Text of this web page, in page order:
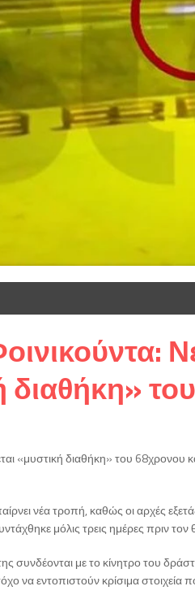
διαθήκη»
«μυστική διαθήκη» του 68χρονου
νέα τροπή, καθώς οι αρχές
μόλις τρεις ημέρες πριν τον
συνδέονται με το κίνητρο του
να εντοπιστούν κρίσιμα στοιχεία